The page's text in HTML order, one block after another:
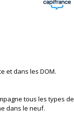
et dans les DOM.
tous les types de
dans le neuf.